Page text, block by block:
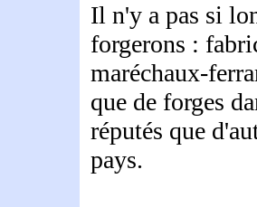
Il n'y a pas si
forgerons :
maréchaux-
que de forges
réputés que
pays.